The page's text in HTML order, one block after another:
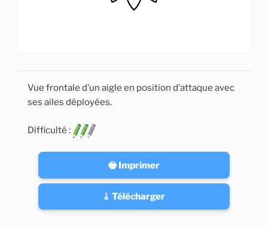
Vue frontale d’un aigle en position d’attaque avec
ses ailes déployées.
Difficulté :
🖶 Imprimer
⤓ Télécharger